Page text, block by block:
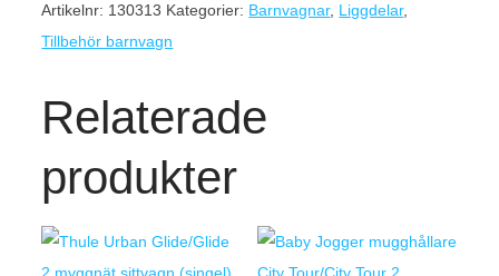
Artikelnr: 130313 Kategorier: Barnvagnar, Liggdelar,
Tillbehör barnvagn
Relaterade
produkter